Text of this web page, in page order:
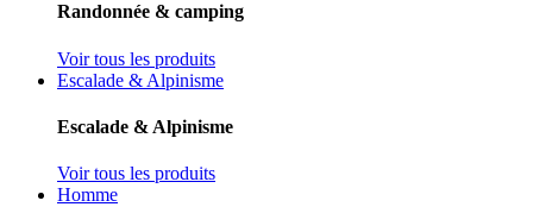
Randonnée & camping
Voir tous les produits
Escalade & Alpinisme
Escalade & Alpinisme
Voir tous les produits
Homme